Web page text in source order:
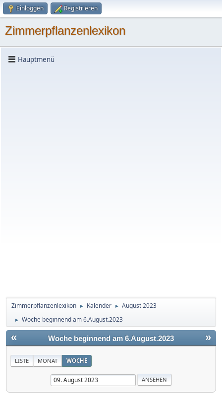
Einloggen Registrieren
Zimmerpflanzenlexikon
Hauptmenü
Zimmerpflanzenlexikon ► Kalender ► August 2023
► Woche beginnend am 6.August.2023
« »
Woche beginnend am 6.August.2023
LISTE MONAT WOCHE